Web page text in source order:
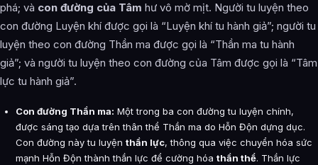
Dị thú động thiên
Thiên thể mang tính hủy diệt
Khí vận
Ý cảnh
Bản mệnh thệ ngôn
phá; và con đường của Tâm hư vô mờ mịt. Người tu luyện theo
con đường Luyện khí được gọi là “Luyện khí tu hành giả”; người tu
luyện theo con đường Thần ma được gọi là “Thần ma tu hành
giả”; và người tu luyện theo con đường của Tâm được gọi là “Tâm
lực tu hành giả”.
Con đường Thần ma: Một trong ba con đường tu luyện chính,
được sáng tạo dựa trên thân thể Thần ma do Hỗn Độn dựng dục.
Con đường này tu luyện thần lực, thông qua việc chuyển hóa sức
mạnh Hỗn Độn thành thần lực để cường hóa thần thể. Thần lực